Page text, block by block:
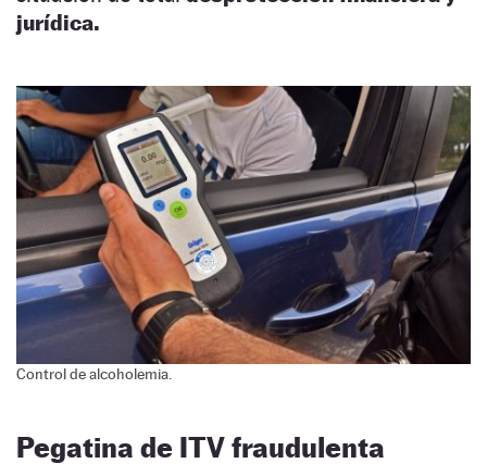
jurídica.
Control de alcoholemia.
Pegatina de ITV fraudulenta